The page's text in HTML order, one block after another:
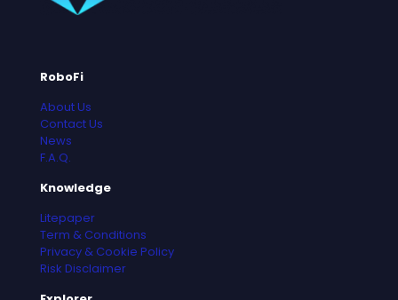
RoboFi
About Us
Contact Us
News
F.A.Q.
Knowledge
Litepaper
Term & Conditions
Privacy & Cookie Policy
Risk Disclaimer